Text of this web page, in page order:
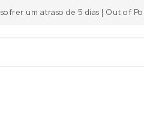
um atraso de 5 dias | Out of